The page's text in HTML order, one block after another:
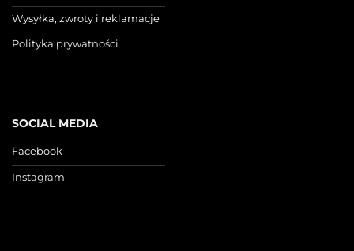
Wysyłka, zwroty i reklamacje
Polityka prywatności
SOCIAL MEDIA
Facebook
Instagram